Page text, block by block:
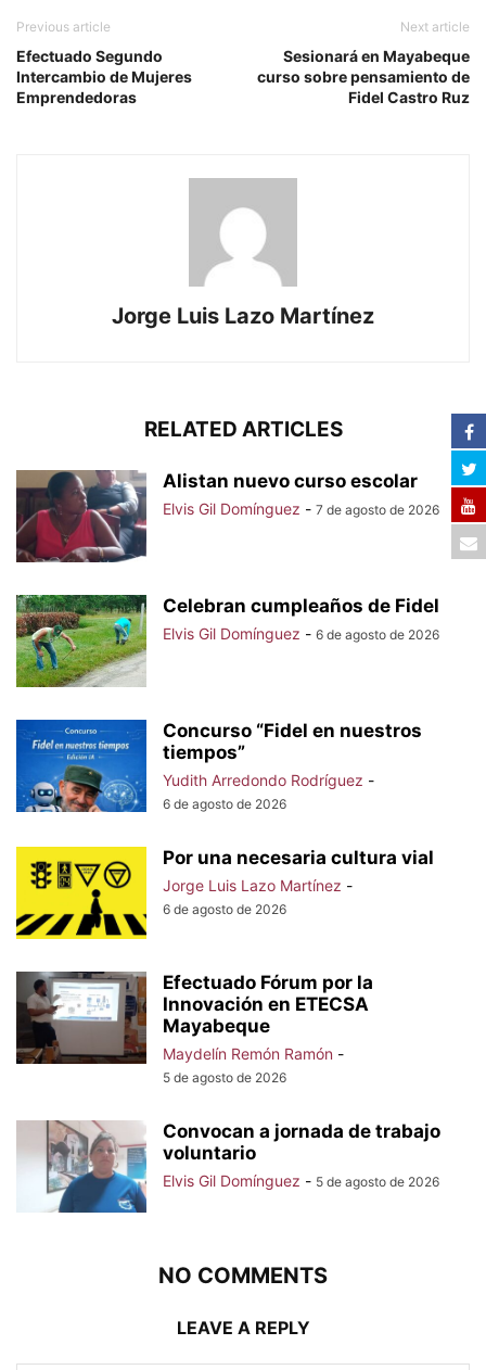
Previous article
Efectuado Segundo
Intercambio de Mujeres
Emprendedoras
Next article
Sesionará en Mayabeque
curso sobre pensamiento de
Fidel Castro Ruz
Jorge Luis Lazo Martínez
RELATED ARTICLES
Alistan nuevo curso escolar
Elvis Gil Domínguez - 7 de agosto de 2026
Celebran cumpleaños de Fidel
Elvis Gil Domínguez - 6 de agosto de 2026
Concurso “Fidel en nuestros
tiempos”
Yudith Arredondo Rodríguez -
6 de agosto de 2026
Por una necesaria cultura vial
Jorge Luis Lazo Martínez -
6 de agosto de 2026
Efectuado Fórum por la
Innovación en ETECSA
Mayabeque
Maydelín Remón Ramón -
5 de agosto de 2026
Convocan a jornada de trabajo
voluntario
Elvis Gil Domínguez - 5 de agosto de 2026
NO COMMENTS
LEAVE A REPLY